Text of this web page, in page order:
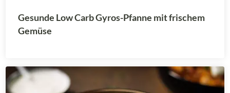
Gesunde Low Carb Gyros-Pfanne mit frischem
Gemüse